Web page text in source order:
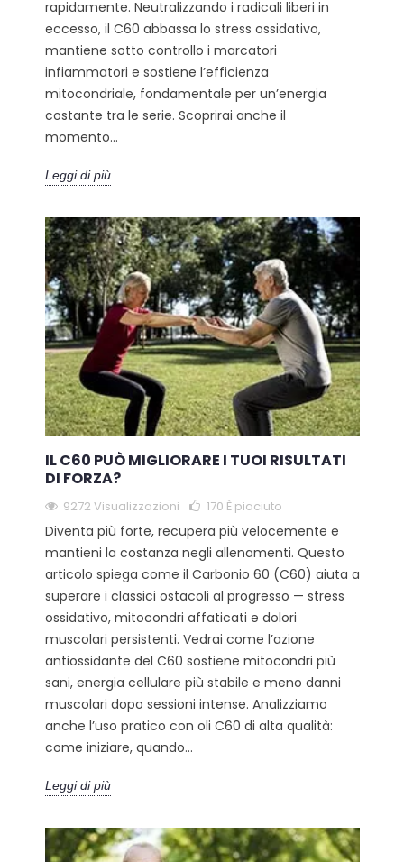
rapidamente. Neutralizzando i radicali liberi in
eccesso, il C60 abbassa lo stress ossidativo,
mantiene sotto controllo i marcatori
infiammatori e sostiene l’efficienza
mitocondriale, fondamentale per un’energia
costante tra le serie. Scoprirai anche il
momento...
Leggi di più
IL C60 PUÒ MIGLIORARE I TUOI RISULTATI
DI FORZA?
9272 Visualizzazioni 170 È piaciuto
Diventa più forte, recupera più velocemente e
mantieni la costanza negli allenamenti. Questo
articolo spiega come il Carbonio 60 (C60) aiuta a
superare i classici ostacoli al progresso — stress
ossidativo, mitocondri affaticati e dolori
muscolari persistenti. Vedrai come l’azione
antiossidante del C60 sostiene mitocondri più
sani, energia cellulare più stabile e meno danni
muscolari dopo sessioni intense. Analizziamo
anche l’uso pratico con oli C60 di alta qualità:
come iniziare, quando...
Leggi di più